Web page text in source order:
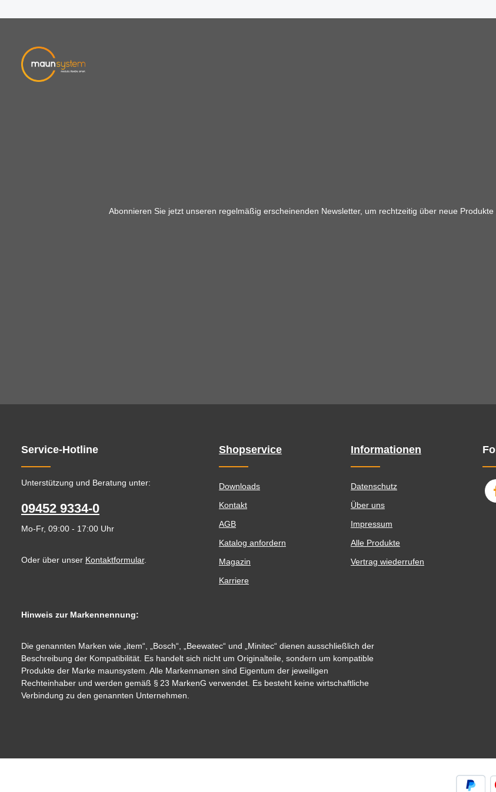
Abonnieren Sie jetzt unseren regelmäßig erscheinenden Newsletter, um rechtzeitig über neue Produkte
Service-Hotline
Unterstützung und Beratung unter:
09452 9334-0
Mo-Fr, 09:00 - 17:00 Uhr
Oder über unser Kontaktformular.
Shopservice
Downloads
Kontakt
AGB
Katalog anfordern
Magazin
Karriere
Informationen
Datenschutz
Über uns
Impressum
Alle Produkte
Vertrag wiederrufen
Hinweis zur Markennennung:
Die genannten Marken wie „item“, „Bosch“, „Beewatec“ und „Minitec“ dienen ausschließlich der
Beschreibung der Kompatibilität. Es handelt sich nicht um Originalteile, sondern um kompatible
Produkte der Marke maunsystem. Alle Markennamen sind Eigentum der jeweiligen
Rechteinhaber und werden gemäß § 23 MarkenG verwendet. Es besteht keine wirtschaftliche
Verbindung zu den genannten Unternehmen.